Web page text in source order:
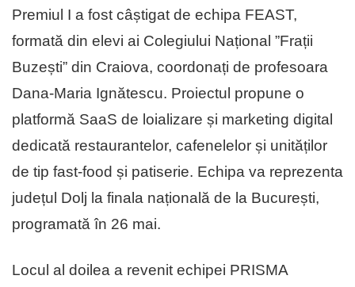
Premiul I a fost câștigat de echipa FEAST,
formată din elevi ai Colegiului Național ”Frații
Buzești” din Craiova, coordonați de profesoara
Dana-Maria Ignătescu. Proiectul propune o
platformă SaaS de loializare și marketing digital
dedicată restaurantelor, cafenelelor și unităților
de tip fast-food și patiserie. Echipa va reprezenta
județul Dolj la finala națională de la București,
programată în 26 mai.
Locul al doilea a revenit echipei PRISMA